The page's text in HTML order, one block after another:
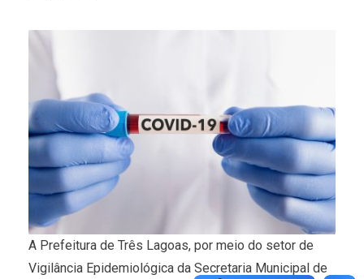
A Prefeitura de Três Lagoas, por meio do setor de
Vigilância Epidemiológica da Secretaria Municipal de